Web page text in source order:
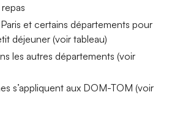
et certains départements pour
déjeuner (voir tableau)
les autres départements (voir
s’appliquent aux DOM-TOM (voir